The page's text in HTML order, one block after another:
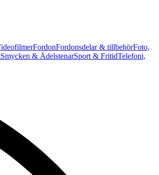
FordonFordonsdelar & tillbehörFoto,
Smycken & ÄdelstenarSport & FritidTelefoni,